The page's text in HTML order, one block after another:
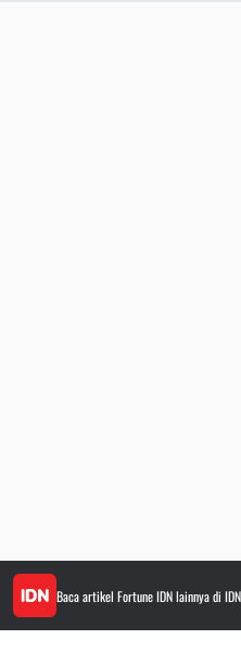
Baca artikel Fortune IDNlainnya di